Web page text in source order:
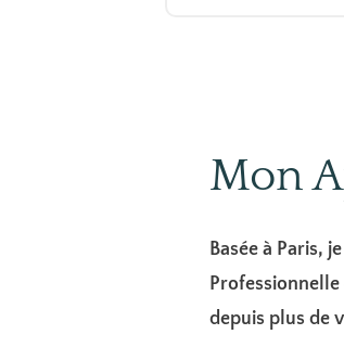
Mon
Basée à Paris,
Professionnelle
depuis plus de